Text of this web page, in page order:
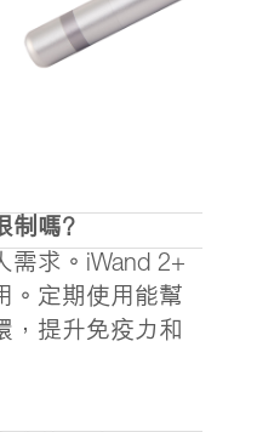
制嗎?
需求。iWand 2+
。定期使用能幫
，提升免疫力和